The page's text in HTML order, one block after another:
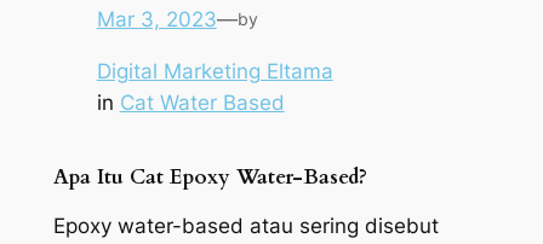
Mar 3, 2023—by
Digital Marketing Eltama
in Cat Water Based
Apa Itu Cat Epoxy Water-Based?
Epoxy water-based atau sering disebut